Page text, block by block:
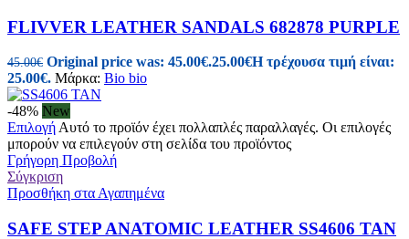
FLIVVER LEATHER SANDALS 682878 PURPLE
45.00€ Original price was: 45.00€.25.00€Η τρέχουσα τιμή είναι:
25.00€. Μάρκα: Bio bio
-48% New
Επιλογή Αυτό το προϊόν έχει πολλαπλές παραλλαγές. Οι επιλογές
μπορούν να επιλεγούν στη σελίδα του προϊόντος
Γρήγορη Προβολή
Σύγκριση
Προσθήκη στα Αγαπημένα
SAFE STEP ANATOMIC LEATHER SS4606 TAN